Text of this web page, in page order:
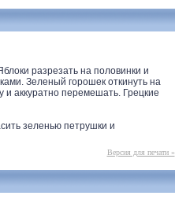
разрезать на половинки и
Зеленый горошек откинуть на
и аккуратно перемешать. Грецкие
зеленью петрушки и
Версия для печати »